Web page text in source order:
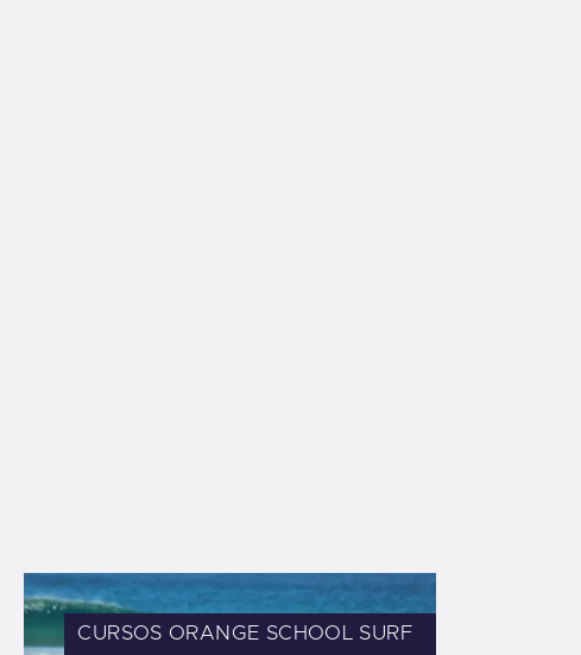
CURSOS ORANGE SCHOOL SURF